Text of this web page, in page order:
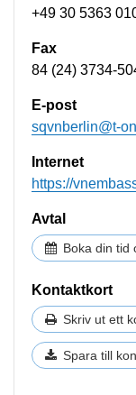
+49 30 5363
Fax
84 (24) 3734-
E-post
sqvnberlin@t-
Internet
https://
Avtal
Boka din tid
Kontaktkort
Skriv ut ett
Spara till